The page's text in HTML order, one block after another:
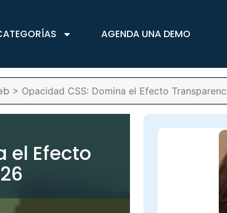
AGENDA UNA DEMO
> Opacidad CSS: Domina el Efecto
el Efecto